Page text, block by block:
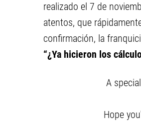
realizado el 7 de
atentos, que
confirmación, la
“¿Ya hicieron los
A
Hope